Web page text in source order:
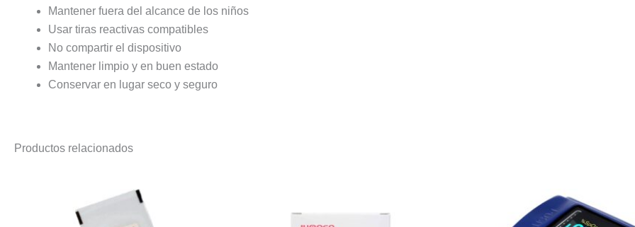
Mantener fuera del alcance de los niños
Usar tiras reactivas compatibles
No compartir el dispositivo
Mantener limpio y en buen estado
Conservar en lugar seco y seguro
Productos relacionados